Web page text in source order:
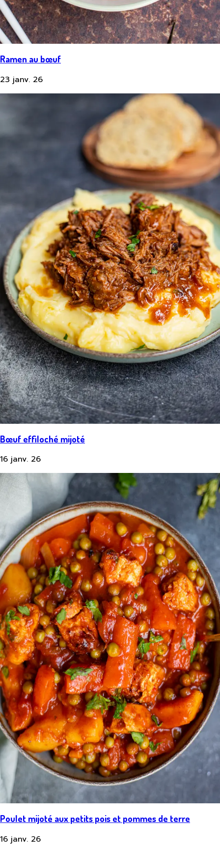
Ramen au bœuf
23 janv. 26
Bœuf effiloché mijoté
16 janv. 26
Poulet mijoté aux petits pois et pommes de terre
16 janv. 26